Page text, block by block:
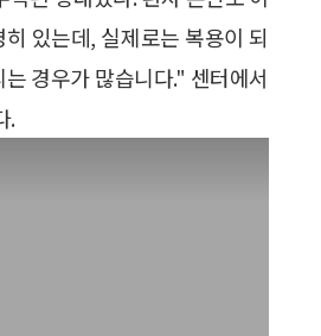
있는데, 실제로는 복용이 되
경우가 많습니다." 센터에서
.